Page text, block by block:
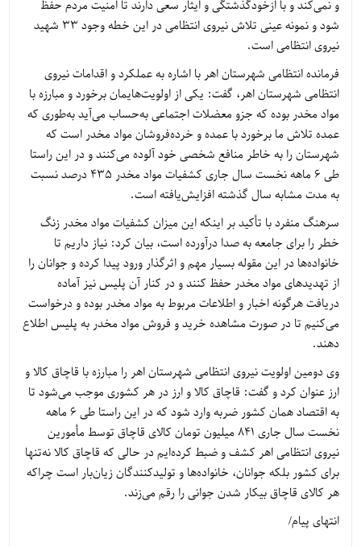
و نمی‌کند و با ازخودگذشتگی و ایثار سعی دارند تا امنیت مردم حفظ
شود و نمونه عینی تلاش نیروی انتظامی در این خطه وجود 33 شهید
نیروی انتظامی است.
فرمانده انتظامی شهرستان اهر با اشاره به عملکرد و اقدامات نیروی
انتظامی شهرستان اهر، گفت: یکی از اولویت‌هایمان برخورد و مبارزه با
مواد مخدر بوده که جزو معضلات اجتماعی به‌حساب می‌آید به‌طوری که
عمده تلاش ما برخورد با عمده و خرده‌فروشان مواد مخدر است که
شهرستان را به خاطر منافع شخصی خود آلوده می‌کنند و در این راستا
طی 6 ماهه نخست سال جاری کشفیات مواد مخدر 435 درصد نسبت
به مدت مشابه سال گذشته افزایش‌یافته است.
سرهنگ منفرد با تأکید بر اینکه این میزان کشفیات مواد مخدر زنگ
خطر را برای جامعه به صدا درآورده است، بیان کرد: نیاز داریم تا
خانواده‌ها در این مقوله بسیار مهم و اثرگذار ورود پیدا کرده و جوانان را
از تهدیدهای مواد مخدر حفظ کنند و در کنار آن پلیس نیز آماده
دریافت هرگونه اخبار و اطلاعات مربوط به مواد مخدر بوده و درخواست
می‌کنیم تا در صورت مشاهده خرید و فروش مواد مخدر به پلیس اطلاع
دهند.
وی دومین اولویت نیروی انتظامی شهرستان اهر را مبارزه با قاچاق کالا و
ارز عنوان کرد و گفت: قاچاق کالا و ارز در هر کشوری موجب می‌شود تا
به اقتصاد همان کشور ضربه وارد شود که در این راستا طی 6 ماهه
نخست سال جاری 841 میلیون تومان کالای قاچاق توسط مأمورین
نیروی انتظامی اهر کشف و ضبط کرده‌ایم در حالی که قاچاق کالا نه‌تنها
برای کشور بلکه جوانان، خانواده‌ها و تولیدکنندگان زیان‌بار است چراکه
هر کالای قاچاق بیکار شدن جوانی را رقم می‌زند.
انتهای پیام/